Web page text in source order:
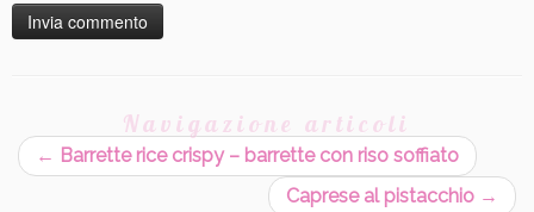
Navigazione articoli
← Barrette rice crispy – barrette con riso soffiato
Caprese al pistacchio →